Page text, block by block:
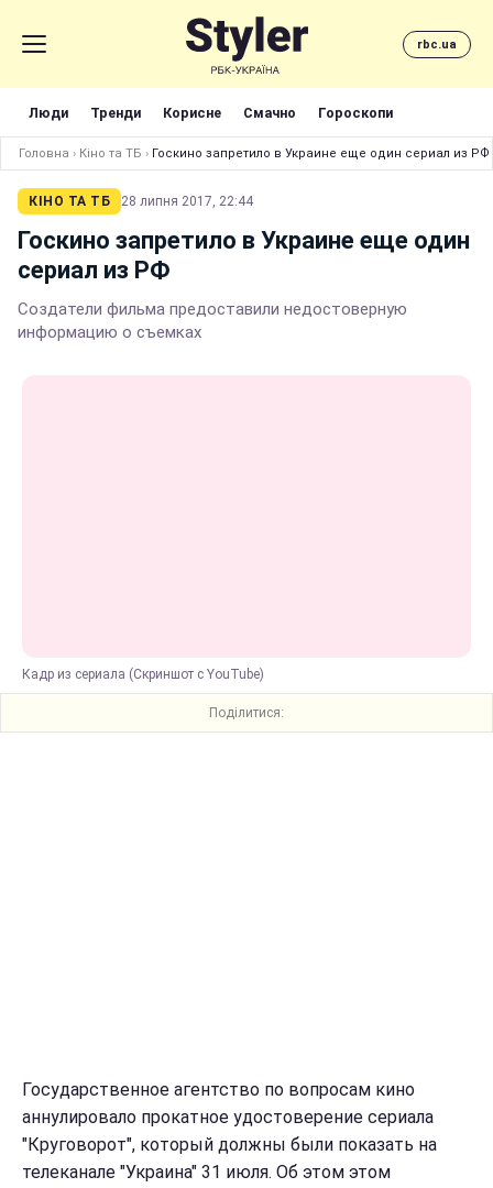
rbc.ua
Люди Тренди Корисне Смачно Гороскопи
Головна › Кіно та ТБ › Госкино запретило в Украине еще один сериал из РФ
КІНО ТА ТБ 28 липня 2017, 22:44
Госкино запретило в Украине еще один
сериал из РФ
Создатели фильма предоставили недостоверную
информацию о съемках
Кадр из сериала (Скриншот с YouTube)
Поділитися:
Государственное агентство по вопросам кино
аннулировало прокатное удостоверение сериала
"Круговорот", который должны были показать на
телеканале "Украина" 31 июля. Об этом этом